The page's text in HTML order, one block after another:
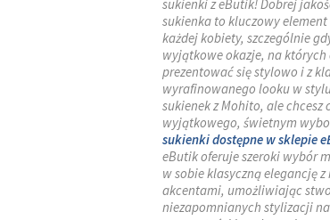
sukienki z eButik! Dobrej
sukienka to kluczowy
każdej kobiety, szczególnie
wyjątkowe okazje, na których
prezentować się stylowo i z
wyrafinowanego looku w
sukienek z Mohito, ale chcesz
wyjątkowego, świetnym
sukienki dostępne w sklepie
eButik oferuje szeroki wybór
w sobie klasyczną elegancję
akcentami, umożliwiając
niezapomnianych stylizacji